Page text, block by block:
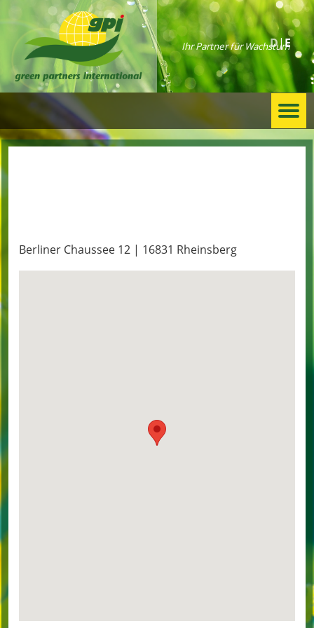
Ihr Partner für Wachstum
D E
Berliner Chaussee 12 | 16831 Rheinsberg